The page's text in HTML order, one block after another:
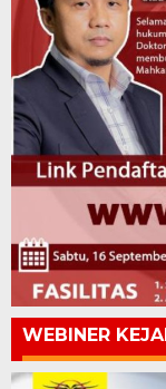
WEBINER